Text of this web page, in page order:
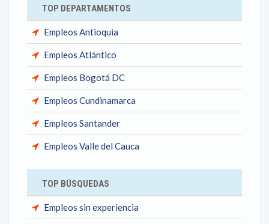
TOP DEPARTAMENTOS
Empleos Antioquia
Empleos Atlántico
Empleos Bogotá DC
Empleos Cundinamarca
Empleos Santander
Empleos Valle del Cauca
TOP BÚSQUEDAS
Empleos sin experiencia